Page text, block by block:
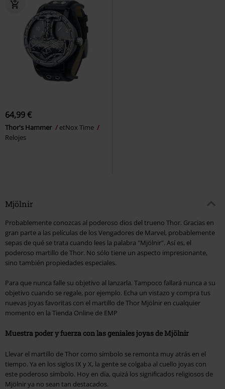
64,99 €
Thor's Hammer
etNox Time
Relojes
Mjölnir
Probablemente conozcas al poderoso dios del trueno Thor. Gracias en
gran parte a las películas de los Vengadores de Marvel, probablemente
sepas de qué se trata cuando lees la palabra "Mjölnir". Así es, el
poderoso martillo de Thor. No sólo tiene un aspecto impresionante,
sino también propiedades especiales.
Para que nunca falle su objetivo al lanzarla. Tampoco fallará nunca a su
objetivo cuando se regale, por ejemplo. Echa un vistazo y compra tus
nuevas joyas favoritas con el martillo de Thor Mjölnir en cualquier
momento en la Tienda Online de EMP
Muestra poder y fuerza con las geniales joyas de Mjölnir
Llevar el martillo de Thor como símbolo se remonta muy atrás en el
tiempo. Ya en los siglos IX y X, la gente se colgaba al cuello joyas con
este poderoso símbolo. Hoy en día, quizá los significados religiosos de
Mjölnir ya no sean tan destacados.